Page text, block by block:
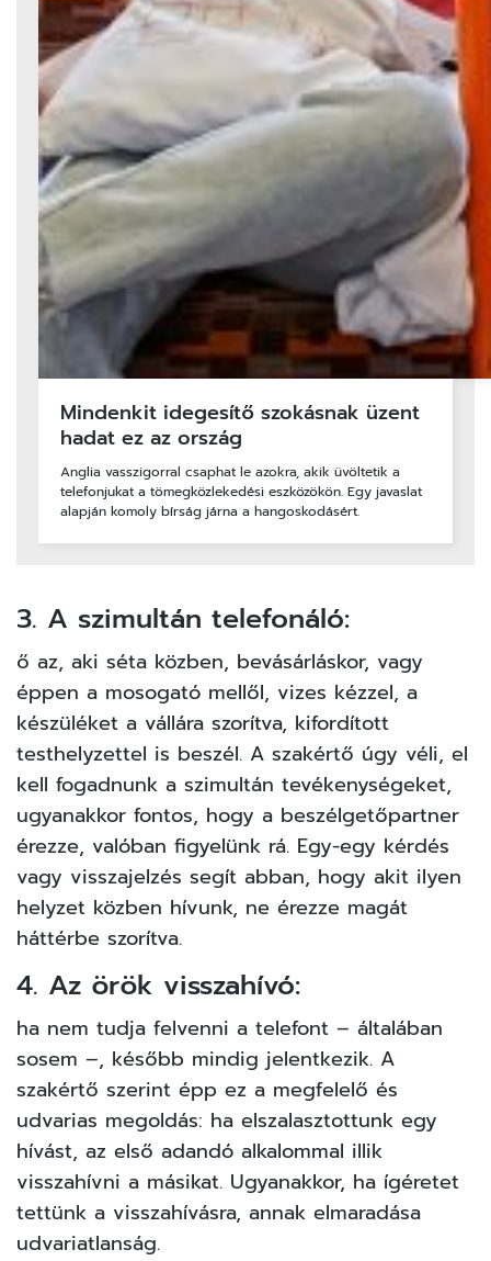
Mindenkit idegesítő szokásnak üzent
hadat ez az ország
Anglia vasszigorral csaphat le azokra, akik üvöltetik a
telefonjukat a tömegközlekedési eszközökön. Egy javaslat
alapján komoly bírság járna a hangoskodásért.
3. A szimultán telefonáló:
ő az, aki séta közben, bevásárláskor, vagy
éppen a mosogató mellől, vizes kézzel, a
készüléket a vállára szorítva, kifordított
testhelyzettel is beszél. A szakértő úgy véli, el
kell fogadnunk a szimultán tevékenységeket,
ugyanakkor fontos, hogy a beszélgetőpartner
érezze, valóban figyelünk rá. Egy-egy kérdés
vagy visszajelzés segít abban, hogy akit ilyen
helyzet közben hívunk, ne érezze magát
háttérbe szorítva.
4. Az örök visszahívó:
ha nem tudja felvenni a telefont – általában
sosem –, később mindig jelentkezik. A
szakértő szerint épp ez a megfelelő és
udvarias megoldás: ha elszalasztottunk egy
hívást, az első adandó alkalommal illik
visszahívni a másikat. Ugyanakkor, ha ígéretet
tettünk a visszahívásra, annak elmaradása
udvariatlanság.